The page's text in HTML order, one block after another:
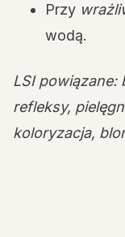
Przy
wodą.
LSI powiązane:
refleksy,
koloryzacja,